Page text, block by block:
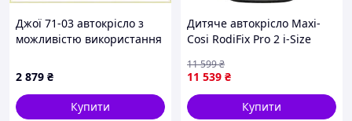
Джої 71-03 автокрісло з
можливістю використання
2 879 ₴
Купити
Дитяче автокрісло Maxi-
Cosi RodiFix Pro 2 i-Size
11 539 ₴
11 599₴
Купити